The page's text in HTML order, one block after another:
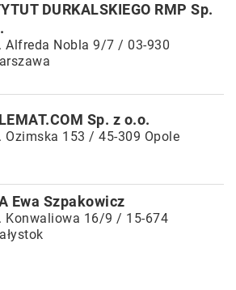
DURKALSKIEGO RMP Sp.
Alfreda Nobla 9/7 / 03-930
Sp. z o.o.
Ozimska 153 / 45-309 Opole
Ewa Szpakowicz
Konwaliowa 16/9 / 15-674